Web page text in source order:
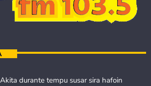
durante tempu susar sira hafoin